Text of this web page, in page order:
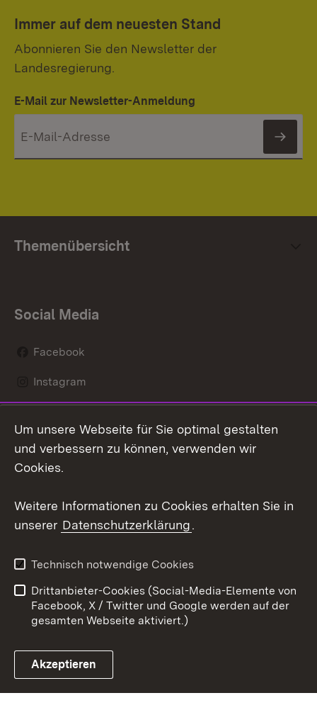
Immer auf dem neuesten Stand
Abonnieren Sie den Newsletter der
Landesregierung.
E-Mail zur Newsletter-Anmeldung
Themenübersicht
Social Media
Facebook
Instagram
Mastodon
Youtube
Link zum Landesportal
Kontakt
Datenschutz
Barrierefreiheit
Impressum Cookies
Um unsere Webseite für Sie optimal gestalten
und verbessern zu können, verwenden wir
Cookies.
Weitere Informationen zu Cookies erhalten Sie in
unserer Datenschutzerklärung.
Technisch notwendige Cookies
Drittanbieter-Cookies (Social-Media-Elemente von
Facebook, X / Twitter und Google werden auf der
gesamten Webseite aktiviert.)
Akzeptieren